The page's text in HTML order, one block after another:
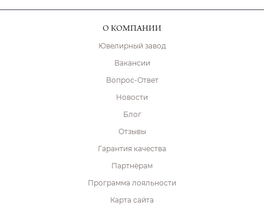
О КОМПАНИИ
Ювелирный завод
Вакансии
Вопрос-Ответ
Новости
Блог
Отзывы
Гарантия качества
Партнёрам
Программа лояльности
Карта сайта